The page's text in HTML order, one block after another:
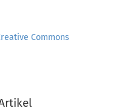
Commons